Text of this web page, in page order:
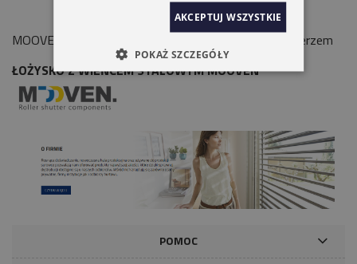
MOOVEN Łożysko Z Wieńcem Stalowym Ø40 Z Kołnierzem
ŁOŻYSKO Z WIEŃCEM STALOWYM MOOVEN
POMOC
AKCEPTUJ WSZYSTKIE
POKAŻ SZCZEGÓŁY